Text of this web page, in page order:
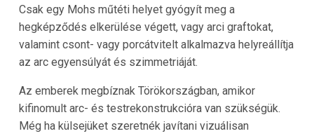
Csak egy Mohs műtéti helyet gyógyít meg a
hegképződés elkerülése végett, vagy arci graftokat,
valamint csont- vagy porcátvitelt alkalmazva helyreállítja
az arc egyensúlyát és szimmetriáját.
Az emberek megbíznak Törökországban, amikor
kifinomult arc- és testrekonstrukcióra van szükségük.
Még ha külsejüket szeretnék javítani vizuálisan